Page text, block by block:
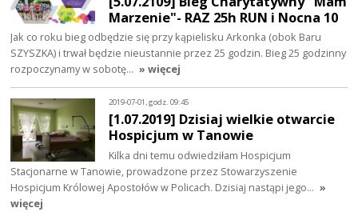
Marzenie"- RAZ 25h RUN i Nocna 10
Jak co roku bieg odbędzie się przy kąpielisku Arkonka (obok Baru
SZYSZKA) i trwał będzie nieustannie przez 25 godzin. Bieg 25 godzinny
rozpoczynamy w sobotę… » więcej
2019-07-01, godz. 09:45
[1.07.2019] Dzisiaj wielkie otwarcie
Hospicjum w Tanowie
Kilka dni temu odwiedziłam Hospicjum
Stacjonarne w Tanowie, prowadzone przez Stowarzyszenie
Hospicjum Królowej Apostołów w Policach. Dzisiaj nastąpi jego… »
więcej